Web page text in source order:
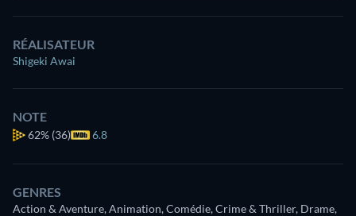
RÉALISATEUR
Shigeki Awai
NOTE
62% (36) 6.8
GENRES
Action & Aventure, Animation, Comédie, Crime & Thriller, Drame,